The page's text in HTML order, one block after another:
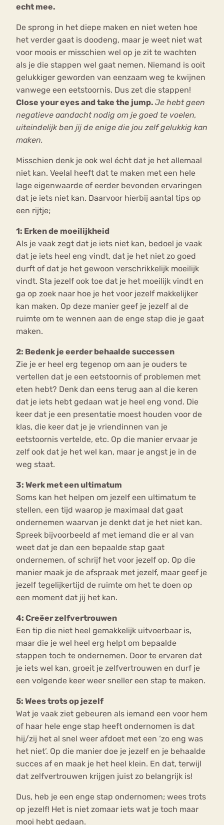
echt mee.
De sprong in het diepe maken en niet weten hoe
het verder gaat is doodeng, maar je weet niet wat
voor moois er misschien wel op je zit te wachten
als je die stappen wel gaat nemen. Niemand is ooit
gelukkiger geworden van eenzaam weg te kwijnen
vanwege een eetstoornis. Dus zet die stappen!
Close your eyes and take the jump. Je hebt geen
negatieve aandacht nodig om je goed te voelen,
uiteindelijk ben jij de enige die jou zelf gelukkig kan
maken.
Misschien denk je ook wel écht dat je het allemaal
niet kan. Veelal heeft dat te maken met een hele
lage eigenwaarde of eerder bevonden ervaringen
dat je iets niet kan. Daarvoor hierbij aantal tips op
een rijtje;
1: Erken de moeilijkheid
Als je vaak zegt dat je iets niet kan, bedoel je vaak
dat je iets heel eng vindt, dat je het niet zo goed
durft of dat je het gewoon verschrikkelijk moeilijk
vindt. Sta jezelf ook toe dat je het moeilijk vindt en
ga op zoek naar hoe je het voor jezelf makkelijker
kan maken. Op deze manier geef je jezelf al de
ruimte om te wennen aan de enge stap die je gaat
maken.
2: Bedenk je eerder behaalde successen
Zie je er heel erg tegenop om aan je ouders te
vertellen dat je een eetstoornis of problemen met
eten hebt? Denk dan eens terug aan al die keren
dat je iets hebt gedaan wat je heel eng vond. Die
keer dat je een presentatie moest houden voor de
klas, die keer dat je je vriendinnen van je
eetstoornis vertelde, etc. Op die manier ervaar je
zelf ook dat je het wel kan, maar je angst je in de
weg staat.
3: Werk met een ultimatum
Soms kan het helpen om jezelf een ultimatum te
stellen, een tijd waarop je maximaal dat gaat
ondernemen waarvan je denkt dat je het niet kan.
Spreek bijvoorbeeld af met iemand die er al van
weet dat je dan een bepaalde stap gaat
ondernemen, of schrijf het voor jezelf op. Op die
manier maak je de afspraak met jezelf, maar geef je
jezelf tegelijkertijd de ruimte om het te doen op
een moment dat jij het kan.
4: Creëer zelfvertrouwen
Een tip die niet heel gemakkelijk uitvoerbaar is,
maar die je wel heel erg helpt om bepaalde
stappen toch te ondernemen. Door te ervaren dat
je iets wel kan, groeit je zelfvertrouwen en durf je
een volgende keer weer sneller een stap te maken.
5: Wees trots op jezelf
Wat je vaak ziet gebeuren als iemand een voor hem
of haar hele enge stap heeft ondernomen is dat
hij/zij het al snel weer afdoet met een ‘zo eng was
het niet’. Op die manier doe je jezelf en je behaalde
succes af en maak je het heel klein. En dat, terwijl
dat zelfvertrouwen krijgen juist zo belangrijk is!
Dus, heb je een enge stap ondernomen; wees trots
op jezelf! Het is niet zomaar iets wat je toch maar
mooi hebt gedaan.